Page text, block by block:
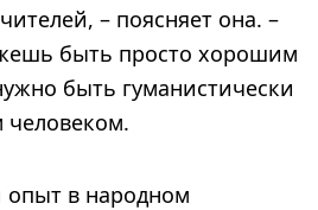
– поясняет она. –
быть просто хорошим
быть гуманистически
опыт в народном